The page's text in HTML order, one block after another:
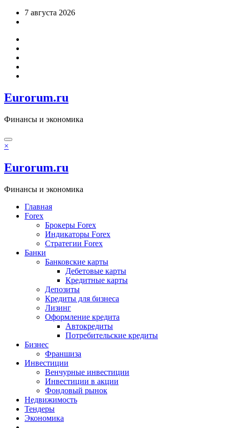
Перейти7 августа 2026
Eurorum.ru
Финансы и экономика
×
Eurorum.ru
Финансы и экономика
Главная
Forex
Брокеры Forex
Индикаторы Forex
Стратегии Forex
Банки
Банковские карты
Дебетовые карты
Кредитные карты
Депозиты
Кредиты для бизнеса
Лизинг
Оформление кредита
Автокредиты
Потребительские кредиты
Бизнес
Франшиза
Инвестиции
Венчурные инвестиции
Инвестиции в акции
Фондовый рынок
Недвижимость
Тендеры
Экономика